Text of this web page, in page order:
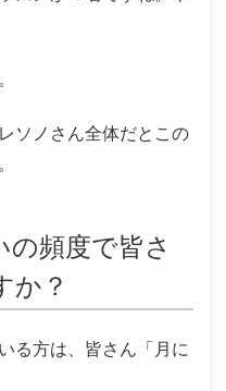
ソノさん全体だとこの
頻度で皆さ
か？
る方は、皆さん「月に